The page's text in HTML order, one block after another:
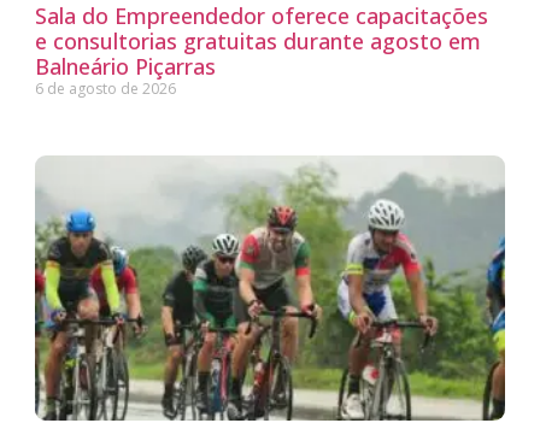
Sala do Empreendedor oferece capacitações
e consultorias gratuitas durante agosto em
Balneário Piçarras
6 de agosto de 2026